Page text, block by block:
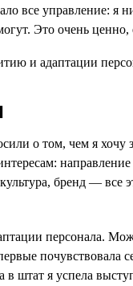
все управление: я
Это очень ценно,
о том, чем я
бренд — все
персонала.
почувствовала
в штат я успела